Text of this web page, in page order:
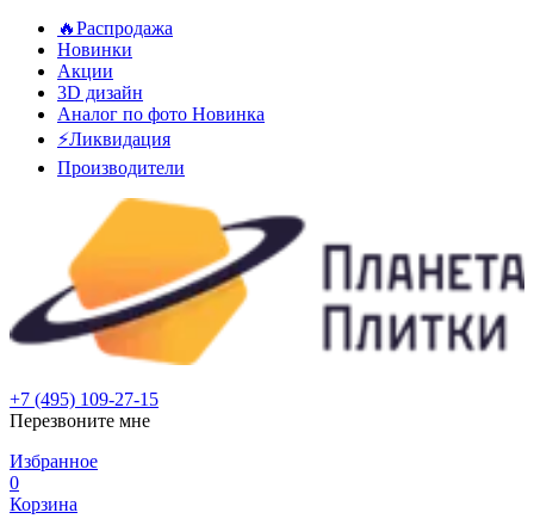
🔥Распродажа
Новинки
Акции
3D дизайн
Аналог по фото Новинка
⚡Ликвидация
Производители
+7 (495) 109-27-15
Перезвоните мне
Избранное
0
Корзина